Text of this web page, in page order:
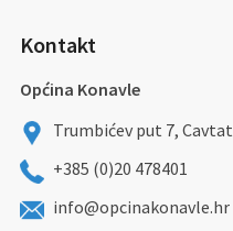
Kontakt
Općina Konavle
Trumbićev put 7, Cavtat
+385 (0)20 478401
info@opcinakonavle.hr